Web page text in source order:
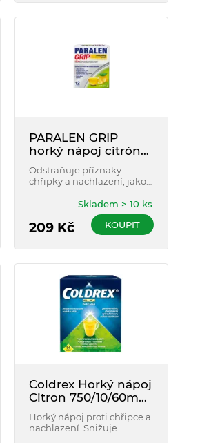
PARALEN GRIP
horký nápoj citrón
12 sáčků
Odstraňuje příznaky
chřipky a nachlazení, jako
bolest hlavy, bolest v krku.
Nezpůsobuje ospalost. Bez
umělých barviv. Pro
dospělé a dospívající od 15
let.
209Kč
Skladem > 10 ks
KOUPIT
Coldrex Horký nápoj
Citron 750/10/60mg
II 14 sáčků
Horký nápoj proti chřipce a
nachlazení. Snižuje